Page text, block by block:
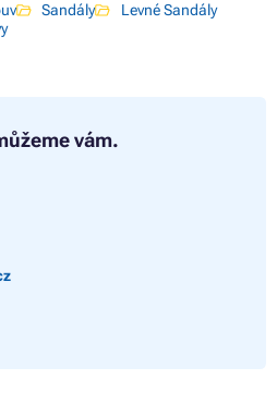
Sandály
Levné Sandály
vám.